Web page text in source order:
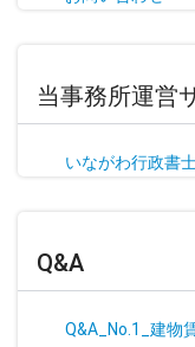
当事務所運営
いながわ行政書
Q&A
Q&A_No.1_建物